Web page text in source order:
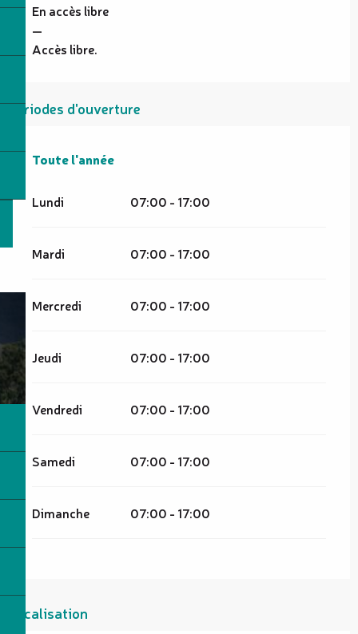
En accès libre
—
Accès libre.
Périodes d'ouverture
Toute l'année
Toute l'année
Lundi 07:00 - 17:00
Mardi 07:00 - 17:00
Mercredi 07:00 - 17:00
Jeudi 07:00 - 17:00
Vendredi 07:00 - 17:00
Samedi 07:00 - 17:00
Dimanche 07:00 - 17:00
Localisation